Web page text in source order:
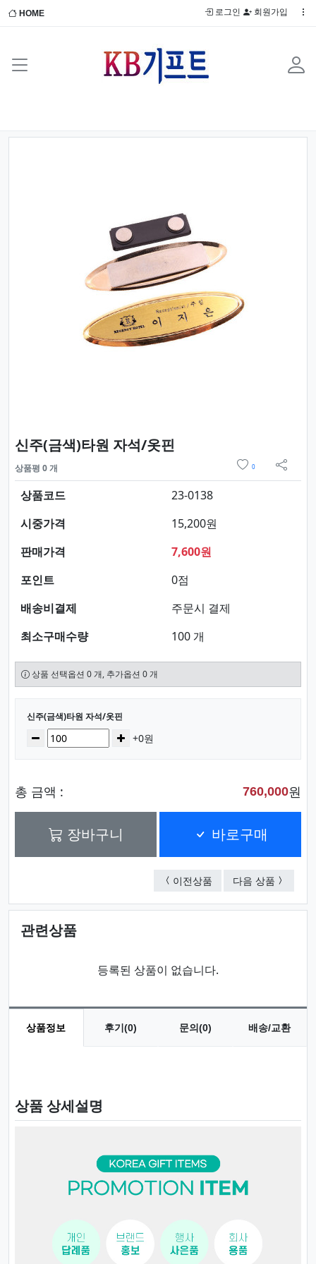
HOME 로그인 회원가입
신주(금색)타원 자석/옷핀
상품평 0 개 0
sns 공
상품코드
23-0138
시중가격
15,200원
판매가격
7,600원
포인트
0점
배송비결제
주문시 결제
최소구매수량
100 개
상품 선택옵션 0 개, 추가옵션 0 개
선택된 옵션
신주(금색)타원 자석/옷핀
수량감소 증가+0원
총 금액 : 760,000원
장바구니 바로구매
이전상품 신형 고급자석(금색/은
다음 상품 칼라평
관련상품
등록된 상품이 없습니다.
상품정보 후기(0) 문의(0) 배송/교환
상품 상세설명